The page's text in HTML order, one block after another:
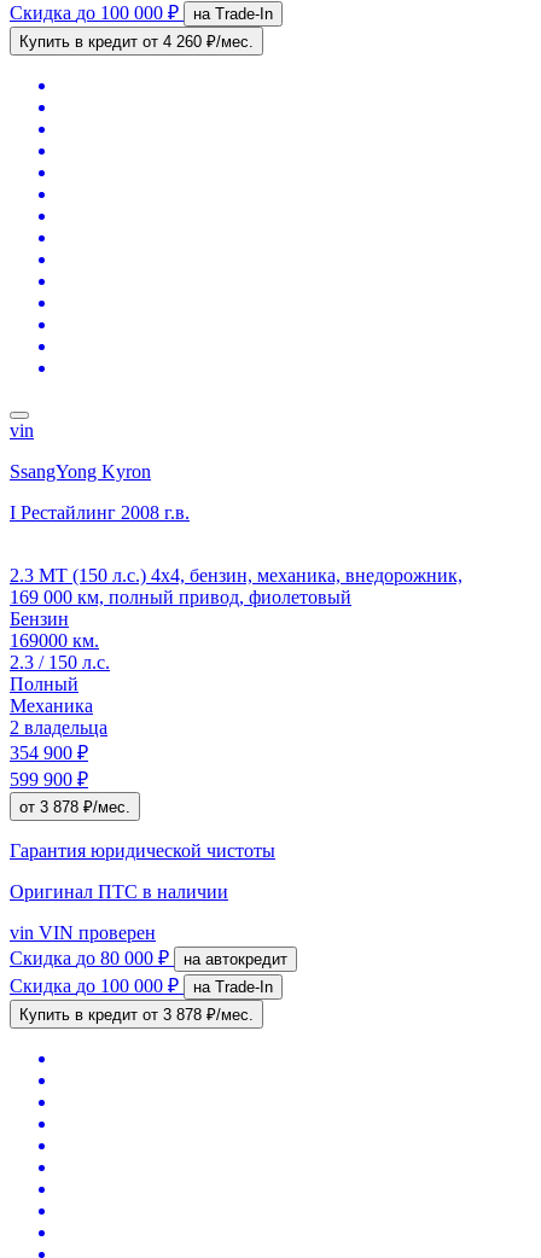
Скидка до 100 000 ₽
на Trade-In
Купить в кредит от 4 260 ₽/мес.
vin
SsangYong Kyron
I Рестайлинг 2008 г.в.
2.3 MT (150 л.с.) 4x4, бензин, механика, внедорожник,
169 000 км, полный привод, фиолетовый
Бензин
169000 км.
2.3 / 150 л.с.
Полный
Механика
2 владельца
354 900 ₽
599 900 ₽
от 3 878 ₽/мес.
Гарантия юридической чистоты
Оригинал ПТС в наличии
vin VIN проверен
Скидка до 80 000 ₽ на автокредит
Скидка до 100 000 ₽
на Trade-In
Купить в кредит от 3 878 ₽/мес.